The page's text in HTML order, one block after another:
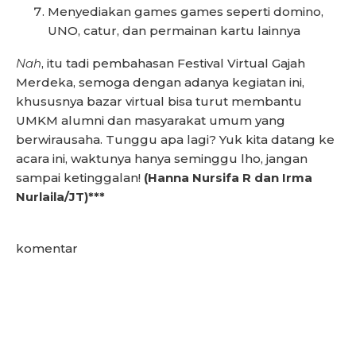
Menyediakan games games seperti domino,
UNO, catur, dan permainan kartu lainnya
Nah, itu tadi pembahasan Festival Virtual Gajah
Merdeka, semoga dengan adanya kegiatan ini,
khususnya bazar virtual bisa turut membantu
UMKM alumni dan masyarakat umum yang
berwirausaha. Tunggu apa lagi? Yuk kita datang ke
acara ini, waktunya hanya seminggu lho, jangan
sampai ketinggalan! (Hanna Nursifa R dan Irma
Nurlaila/JT)***
komentar